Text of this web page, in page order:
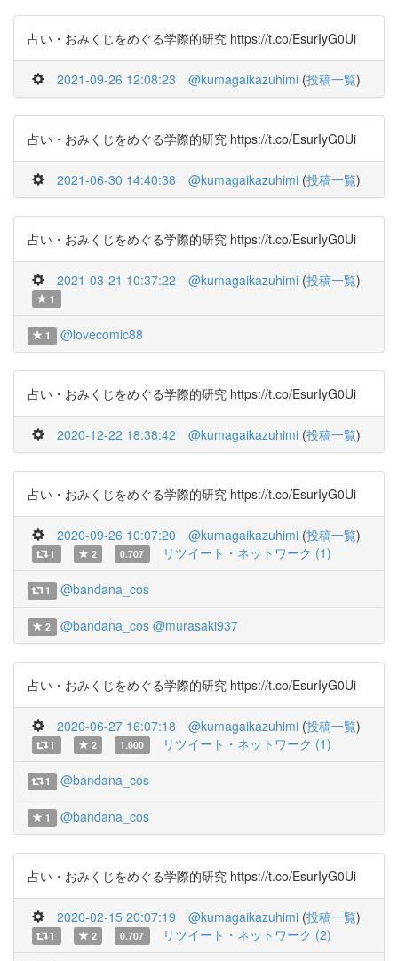
占い・おみくじをめぐる学際的研究 https://t.co/EsurIyG0Ui
2021-09-26 12:08:23 @kumagaikazuhimi (投稿一覧)
占い・おみくじをめぐる学際的研究 https://t.co/EsurIyG0Ui
2021-06-30 14:40:38 @kumagaikazuhimi (投稿一覧)
占い・おみくじをめぐる学際的研究 https://t.co/EsurIyG0Ui
2021-03-21 10:37:22 @kumagaikazuhimi (投稿一覧)
1
1 @lovecomic88
占い・おみくじをめぐる学際的研究 https://t.co/EsurIyG0Ui
2020-12-22 18:38:42 @kumagaikazuhimi (投稿一覧)
占い・おみくじをめぐる学際的研究 https://t.co/EsurIyG0Ui
2020-09-26 10:07:20 @kumagaikazuhimi (投稿一覧)
1 2 0.707 リツイート・ネットワーク (1)
1 @bandana_cos
2 @bandana_cos @murasaki937
占い・おみくじをめぐる学際的研究 https://t.co/EsurIyG0Ui
2020-06-27 16:07:18 @kumagaikazuhimi (投稿一覧)
1 2 1.000 リツイート・ネットワーク (1)
1 @bandana_cos
1 @bandana_cos
占い・おみくじをめぐる学際的研究 https://t.co/EsurIyG0Ui
2020-02-15 20:07:19 @kumagaikazuhimi (投稿一覧)
1 2 0.707 リツイート・ネットワーク (2)